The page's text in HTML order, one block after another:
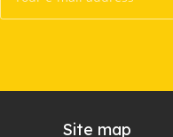
Site map